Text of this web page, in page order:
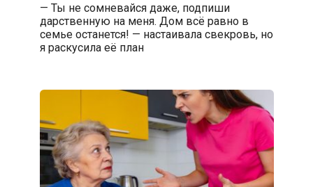
— Ты не сомневайся даже, подпиши
дарственную на меня. Дом всё равно в
семье останется! — настаивала свекровь, но
я раскусила её план